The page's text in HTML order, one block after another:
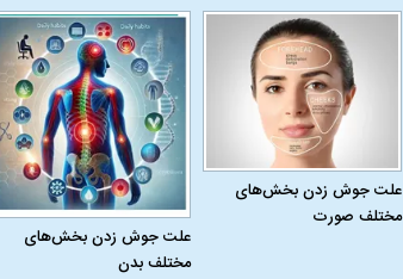
علت جوش زدن بخش‌های
مختلف صورت
علت جوش زدن بخش‌های
مختلف بدن